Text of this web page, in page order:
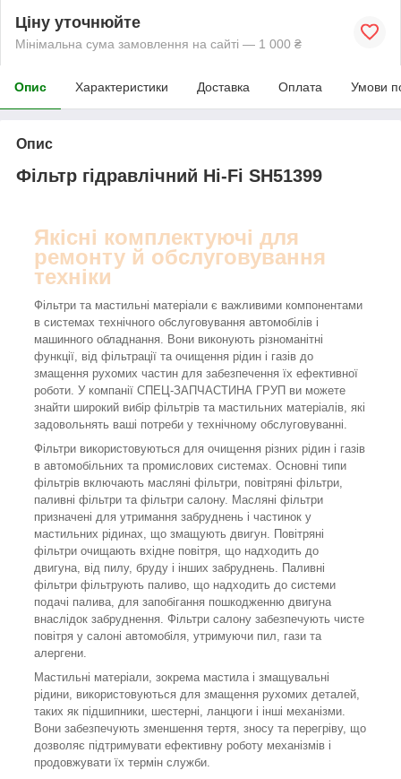
Ціну уточнюйте
Мінімальна сума замовлення на сайті — 1 000 ₴
Опис Характеристики Доставка Оплата Умови
Опис
Фільтр гідравлічний Hi-Fi SH51399
Якісні комплектуючі для
ремонту й обслуговування
техніки
Фільтри та мастильні матеріали є важливими компонентами
в системах технічного обслуговування автомобілів і
машинного обладнання. Вони виконують різноманітні
функції, від фільтрації та очищення рідин і газів до
змащення рухомих частин для забезпечення їх ефективної
роботи. У компанії СПЕЦ-ЗАПЧАСТИНА ГРУП ви можете
знайти широкий вибір фільтрів та мастильних матеріалів, які
задовольнять ваші потреби у технічному обслуговуванні.
Фільтри використовуються для очищення різних рідин і газів
в автомобільних та промислових системах. Основні типи
фільтрів включають масляні фільтри, повітряні фільтри,
паливні фільтри та фільтри салону. Масляні фільтри
призначені для утримання забруднень і частинок у
мастильних рідинах, що змащують двигун. Повітряні
фільтри очищають вхідне повітря, що надходить до
двигуна, від пилу, бруду і інших забруднень. Паливні
фільтри фільтрують паливо, що надходить до системи
подачі палива, для запобігання пошкодженню двигуна
внаслідок забруднення. Фільтри салону забезпечують чисте
повітря у салоні автомобіля, утримуючи пил, гази та
алергени.
Мастильні матеріали, зокрема мастила і змащувальні
рідини, використовуються для змащення рухомих деталей,
таких як підшипники, шестерні, ланцюги і інші механізми.
Вони забезпечують зменшення тертя, зносу та перегріву, що
дозволяє підтримувати ефективну роботу механізмів і
продовжувати їх термін служби.